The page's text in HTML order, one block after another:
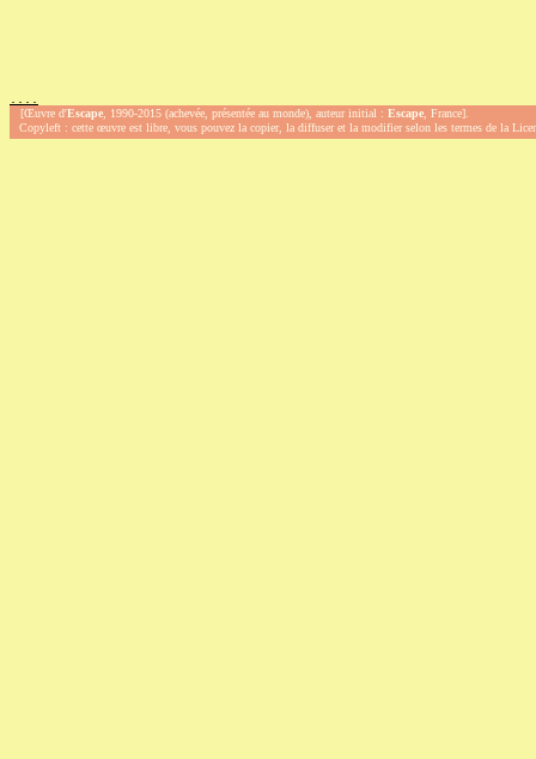
[Œuvre d'Escape, 1990-2015 (achevée, présentée au monde), auteur initial :Escape, France].
Copyleft : cette œuvre est libre, vous pouvez la copier, la diffuser et la modifier selon les termes de la